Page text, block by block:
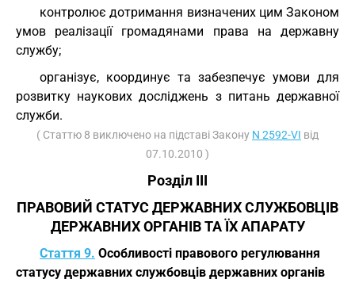
контролює дотримання визначених цим Законом
умов реалізації громадянами права на державну
службу;
організує, координує та забезпечує умови для
розвитку наукових досліджень з питань державної
служби.
( Статтю 8 виключено на підставі Закону N 2592-VI від
07.10.2010 )
Розділ III
ПРАВОВИЙ СТАТУС ДЕРЖАВНИХ СЛУЖБОВЦІВ
ДЕРЖАВНИХ ОРГАНІВ ТА ЇХ АПАРАТУ
Стаття 9. Особливості правового регулювання
статусу державних службовців державних органів